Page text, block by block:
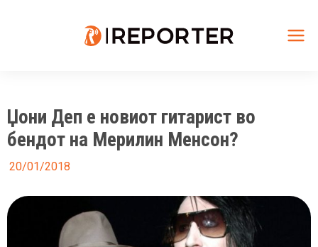
Џони Деп e новиот гитарист во
бендот на Мерилин Менсон?
20/01/2018